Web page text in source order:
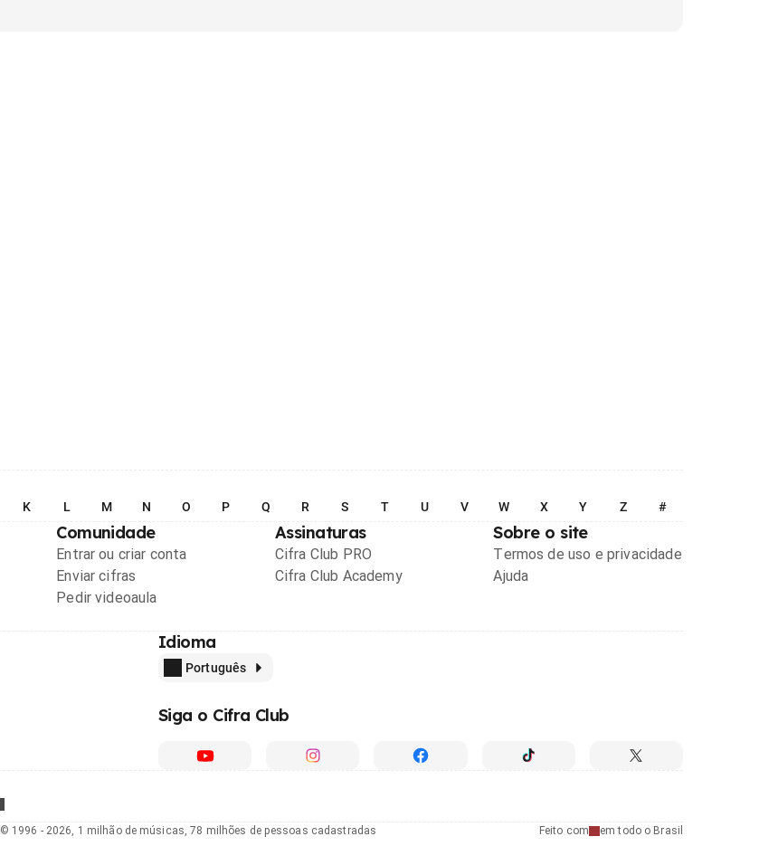
K L M N O P Q R S T U V W X Y Z #
Comunidade
Entrar ou criar conta
Enviar cifras
Pedir videoaula
Assinaturas
Cifra Club PRO
Cifra Club Academy
Sobre o site
Termos de uso e privacidade
Ajuda
Idioma
Português
Siga o Cifra Club
Feito com em todo o Brasil
© 1996 - 2026, 1 milhão de músicas, 78 milhões de pessoas cadastradas